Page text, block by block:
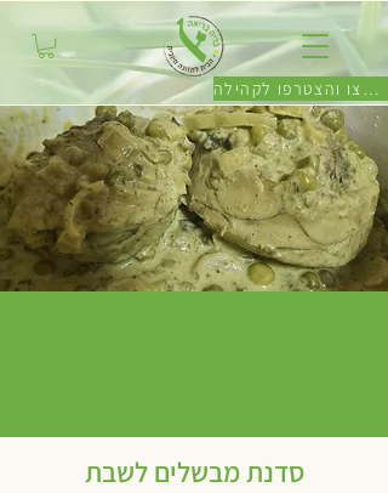
לחצו והצטרפו לקהילה
סדנת מבשלים לשבת